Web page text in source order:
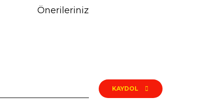
Önerileriniz
KAYDOL